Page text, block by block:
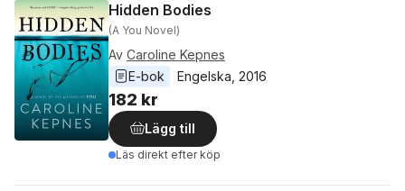
Hidden Bodies
(A You Novel)
Av Caroline Kepnes
E-bok
Engelska 2016
182 kr
Lägg till
Läs direkt efter köp